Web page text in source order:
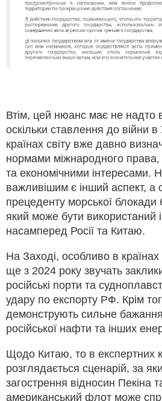
Втім, цей нюанс має не надто
оскільки ставлення до війни в
країнах світу вже давно
нормами міжнародного права,
та економічними інтересами.
важливішим є інший аспект, а
прецеденту морської блокади
який може бути використаний
насамперед Росії та Китаю.
На Заході, особливо в країнах
ще з 2024 року звучать
російські порти та
удару по експорту РФ. Крім
демонструють сильне
російської нафти та інших
Щодо Китаю, то в експертних
розглядається сценарій, за
загострення відносин Пекіна
американський флот може